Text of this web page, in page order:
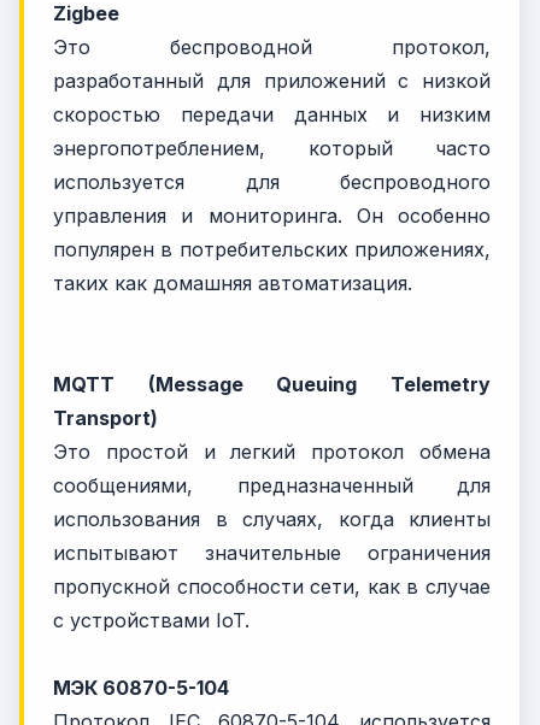
Zigbee
Это беспроводной протокол,
разработанный для приложений с низкой
скоростью передачи данных и низким
энергопотреблением, который часто
используется для беспроводного
управления и мониторинга. Он особенно
популярен в потребительских приложениях,
таких как домашняя автоматизация.
MQTT (Message Queuing Telemetry
Transport)
Это простой и легкий протокол обмена
сообщениями, предназначенный для
использования в случаях, когда клиенты
испытывают значительные ограничения
пропускной способности сети, как в случае
с устройствами IoT.
МЭК 60870-5-104